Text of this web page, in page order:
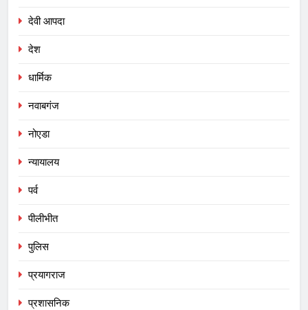
देवी आपदा
देश
धार्मिक
नवाबगंज
नोएडा
न्यायालय
पर्व
पीलीभीत
पुलिस
प्रयागराज
प्रशासनिक